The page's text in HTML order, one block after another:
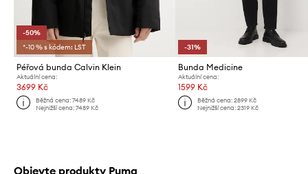
-50%
*-10 % s kódem: LST
Péřová bunda Calvin Klein
Aktuální cena:
3699 Kč
Běžná cena:7489 Kč
Nejnižší cena:7489 Kč
-31%
Bunda Medicine
Aktuální cena:
1599 Kč
Běžná cena: 2899 Kč
Nejnižší cena: 2319 Kč
Objevte produkty Puma